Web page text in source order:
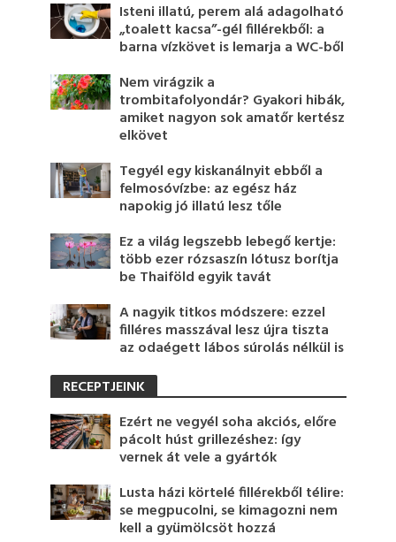
Isteni illatú, perem alá adagolható
„toalett kacsa”-gél fillérekből: a
barna vízkövet is lemarja a WC-ből
Nem virágzik a
trombitafolyondár? Gyakori hibák,
amiket nagyon sok amatőr kertész
elkövet
Tegyél egy kiskanálnyit ebből a
felmosóvízbe: az egész ház
napokig jó illatú lesz tőle
Ez a világ legszebb lebegő kertje:
több ezer rózsaszín lótusz borítja
be Thaiföld egyik tavát
A nagyik titkos módszere: ezzel
filléres masszával lesz újra tiszta
az odaégett lábos súrolás nélkül is
RECEPTJEINK
Ezért ne vegyél soha akciós, előre
pácolt húst grillezéshez: így
vernek át vele a gyártók
Lusta házi körtelé fillérekből télire:
se megpucolni, se kimagozni nem
kell a gyümölcsöt hozzá